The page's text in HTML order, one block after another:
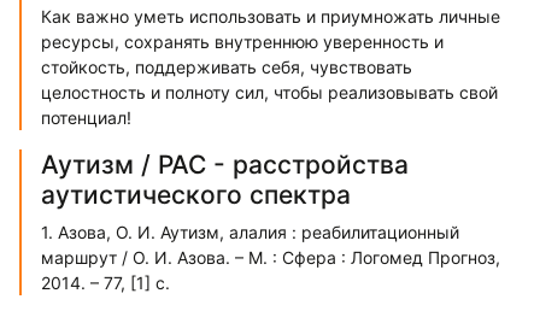
Как важно уметь использовать и приумножать личные
ресурсы, сохранять внутреннюю уверенность и
стойкость, поддерживать себя, чувствовать
целостность и полноту сил, чтобы реализовывать свой
потенциал!
Аутизм / РАС - расстройства
аутистического спектра
1. Азова, О. И. Аутизм, алалия : реабилитационный
маршрут / О. И. Азова. – М. : Сфера : Логомед Прогноз,
2014. – 77, [1] с.